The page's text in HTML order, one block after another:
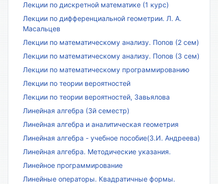
Лекции по дискретной математике (1 курс)
Лекции по дифференциальной геометрии. Л. А.
Масальцев
Лекции по математическому анализу. Попов (2 сем)
Лекции по математическому анализу. Попов (3 сем)
Лекции по математическому программированию
Лекции по теории вероятностей
Лекции по теории вероятностей, Завьялова
Линейная алгебра (3й семестр)
Линейная алгебра и аналитическая геометрия
Линейная алгебра - учебное пособие(З.И. Андреева)
Линейная алгебра. Методические указания.
Линейное программирование
Линейные операторы. Квадратичные формы.